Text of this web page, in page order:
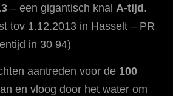
– een gigantisch knal A-tijd .
tov 1.12.2013 in Hasselt – PR
in 30 94)
aantreden voor de 100
en vloog door het water om